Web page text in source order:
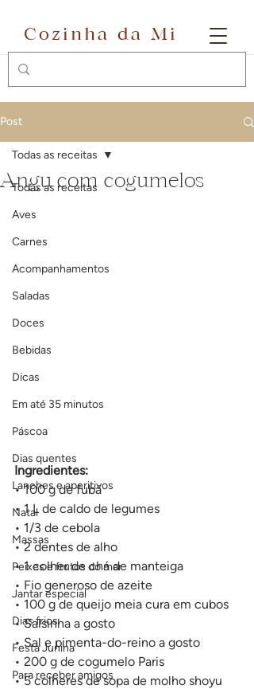
Cozinha da Mi
Post
Todas as receitas
Aves
Carnes
Acompanhamentos
Saladas
Doces
Bebidas
Dicas
Em até 35 minutos
Páscoa
Dias quentes
Lanches e aperitivos
Natal
Massas
Peixes e frutos do mar
Jantar especial
Dias frios
Festa Junina
Para receber amigos
Todas as receitas
Angu com cogumelos
Ingredientes:
• 100 g de fubá
• 1 L de caldo de legumes
• 1/3 de cebola
• 2 dentes de alho
• 1 colher de chá de manteiga
• Fio generoso de azeite
• 100 g de queijo meia cura em cubos
• Salsinha a gosto
• Sal e pimenta-do-reino a gosto
• 200 g de cogumelo Paris
• 5 colheres de sopa de molho shoyu